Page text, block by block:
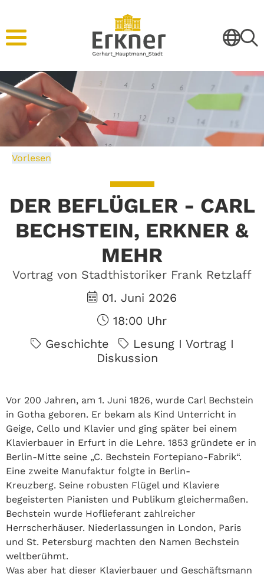
Vorlesen
DER BEFLÜGLER - CARL
BECHSTEIN, ERKNER &
MEHR
Vortrag von Stadthistoriker Frank Retzlaff
01. Juni 2026
18:00 Uhr
Geschichte
Lesung I Vortrag I
Diskussion
Vor 200 Jahren, am 1. Juni 1826, wurde Carl Bechstein
in Gotha geboren. Er bekam als Kind Unterricht in
Geige, Cello und Klavier und ging später bei einem
Klavierbauer in Erfurt in die Lehre. 1853 gründete er in
Berlin-Mitte seine „C. Bechstein Fortepiano-Fabrik“.
Eine zweite Manufaktur folgte in Berlin-
Kreuzberg. Seine robusten Flügel und Klaviere
begeisterten Pianisten und Publikum gleichermaßen.
Bechstein wurde Hoflieferant zahlreicher
Herrscherhäuser. Niederlassungen in London, Paris
und St. Petersburg machten den Namen Bechstein
weltberühmt.
Was aber hat dieser Klavierbauer und Geschäftsmann